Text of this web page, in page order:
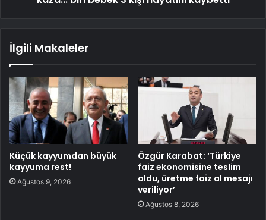
İlgili Makaleler
Küçük kayyumdan büyük
kayyuma rest!
Ağustos 9, 2026
Özgür Karabat: ‘Türkiye
faiz ekonomisine teslim
oldu, üretme faiz al mesajı
veriliyor’
Ağustos 8, 2026